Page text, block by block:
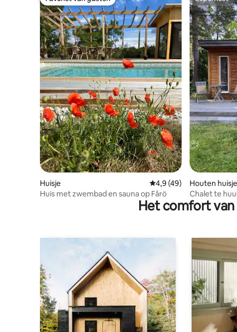
Favoriet van gasten
Huisje Gemiddelde beoordeling
4,9 (49)
Huis met zwembad en sauna op Fårö
Superhost
Houten huisje
Chalet te
en dicht bij
Het comfort